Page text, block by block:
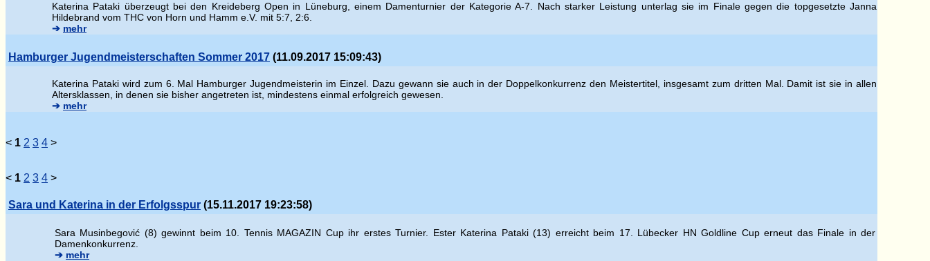
Katerina Pataki überzeugt bei den Kreideberg Open in Lüneburg, einem Damenturnier der Kategorie A-7. Nach starker Leistung unterlag sie im Finale gegen die topgesetzte Janna
Hildebrand vom THC von Horn und Hamm e.V. mit 5:7, 2:6.
➔ mehr
Hamburger Jugendmeisterschaften Sommer 2017 (11.09.2017 15:09:43)
Katerina Pataki wird zum 6. Mal Hamburger Jugendmeisterin im Einzel. Dazu gewann sie auch in der Doppelkonkurrenz den Meistertitel, insgesamt zum dritten Mal. Damit ist sie in allen
Altersklassen, in denen sie bisher angetreten ist, mindestens einmal erfolgreich gewesen.
➔ mehr
< 1 2 3 4 >
< 1 2 3 4 >
Sara und Katerina in der Erfolgsspur (15.11.2017 19:23:58)
Sara Musinbegović (8) gewinnt beim 10. Tennis MAGAZIN Cup ihr erstes Turnier. Ester Katerina Pataki (13) erreicht beim 17. Lübecker HN Goldline Cup erneut das Finale in der
Damenkonkurrenz.
➔ mehr